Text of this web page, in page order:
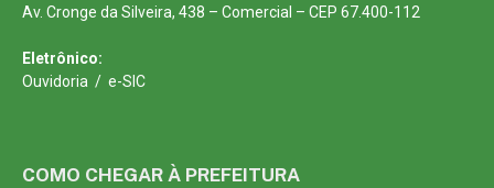
Av. Cronge da Silveira, 438 – Comercial – CEP 67.400-112
Eletrônico:
Ouvidoria / e-SIC
COMO CHEGAR À PREFEITURA